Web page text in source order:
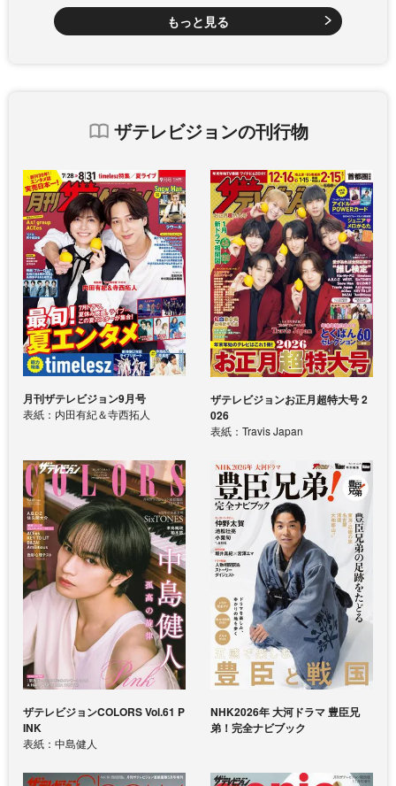
もっと見る
ザテレビジョンの刊行物
月刊ザテレビジョン9月号
表紙：内田有紀＆寺西拓人
ザテレビジョンお正月超特大号 2
026
表紙：Travis Japan
ザテレビジョンCOLORS Vol.61 P
INK
表紙：中島健人
NHK2026年 大河ドラマ 豊臣兄
弟！完全ナビブック